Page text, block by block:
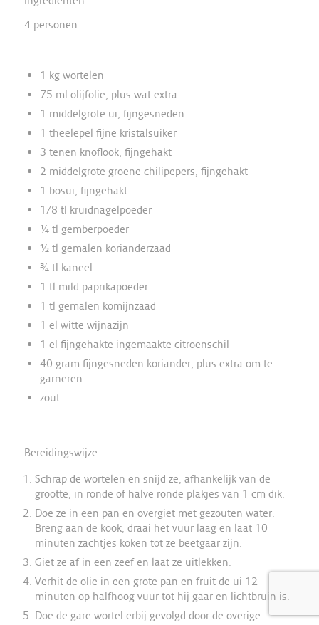
4 personen
1 kg wortelen
75 ml olijfolie, plus wat extra
1 middelgrote ui, fijngesneden
1 theelepel fijne kristalsuiker
3 tenen knoflook, fijngehakt
2 middelgrote groene chilipepers, fijngehakt
1 bosui, fijngehakt
1/8 tl kruidnagelpoeder
¼ tl gemberpoeder
½ tl gemalen korianderzaad
¾ tl kaneel
1 tl mild paprikapoeder
1 tl gemalen komijnzaad
1 el witte wijnazijn
1 el fijngehakte ingemaakte citroenschil
40 gram fijngesneden koriander, plus extra om te
garneren
zout
Bereidingswijze:
Schrap de wortelen en snijd ze, afhankelijk van de
grootte, in ronde of halve ronde plakjes van 1 cm dik.
Doe ze in een pan en overgiet met gezouten water.
Breng aan de kook, draai het vuur laag en laat 10
minuten zachtjes koken tot ze beetgaar zijn.
Giet ze af in een zeef en laat ze uitlekken.
Verhit de olie in een grote pan en fruit de ui 12
minuten op halfhoog vuur tot hij gaar en lichtbruin is.
Doe de gare wortel erbij gevolgd door de overige